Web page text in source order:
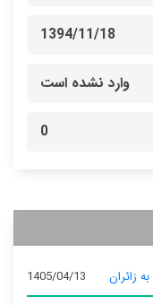
1394/11/18
وارد نشده است
0
زائران 1405/04/13